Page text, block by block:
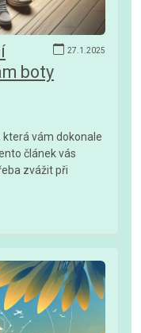
27.1.2025
boty
vám dokonale
článek vás
zvážit při